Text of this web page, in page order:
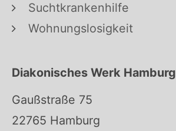
Suchtkrankenhilfe
Wohnungslosigkeit
Diakonisches Werk Hamburg
Gaußstraße 75
22765 Hamburg